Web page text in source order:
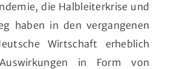
die Halbleiterkrise und
haben in den vergangenen
Wirtschaft erheblich
in Form von